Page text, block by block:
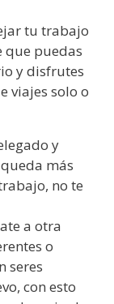
tu trabajo
puedas
y disfrutes
viajes solo o
y
más
no te
a otra
o
seres
con esto